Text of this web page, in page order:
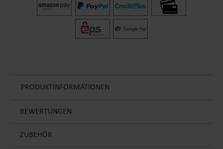
PRODUKTINFORMATIONEN
BEWERTUNGEN
ZUBEHÖR